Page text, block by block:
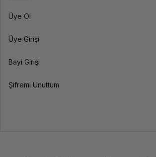
Üye Ol
Üye Girişi
Bayi Girişi
Şifremi Unuttum